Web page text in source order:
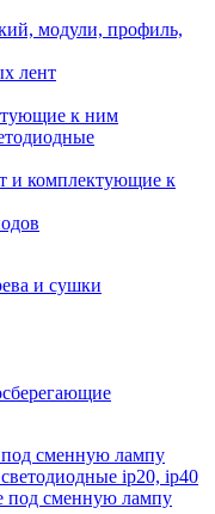
модули, профиль,
лент
к ним
и комплектующие к
и сушки
сменную лампу
ip20, ip40
под сменную лампу